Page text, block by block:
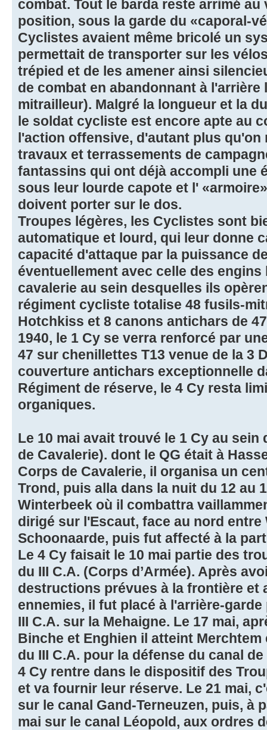
combat. Tout le barda reste arrimé
position, sous la garde du «caporal-
Cyclistes avaient même bricolé un
permettait de transporter sur les
trépied et de les amener ainsi
de combat en abandonnant à
mitrailleur). Malgré la longueur et la
le soldat cycliste est encore apte au
l'action offensive, d'autant plus qu'on
travaux et terrassements de
fantassins qui ont déjà accompli une
sous leur lourde capote et l'
doivent porter sur le dos.
Troupes légères, les Cyclistes sont
automatique et lourd, qui leur donne
capacité d'attaque par la puissance
éventuellement avec celle des
cavalerie au sein desquelles ils
régiment cycliste totalise 48 fusils-
Hotchkiss et 8 canons antichars de
1940, le 1 Cy se verra renforcé par
47 sur chenillettes T13 venue de la 3
couverture antichars exceptionnelle
Régiment de réserve, le 4 Cy resta
organiques.
Le 10 mai avait trouvé le 1 Cy au sein
de Cavalerie). dont le QG était à
Corps de Cavalerie, il organisa un
Trond, puis alla dans la nuit du 12 au
Winterbeek où il combattra
dirigé sur l'Escaut, face au nord entre
Schoonaarde, puis fut affecté à la
Le 4 Cy faisait le 10 mai partie des
du III C.A. (Corps d’Armée). Après
destructions prévues à la frontière et
ennemies, il fut placé à l'arrière-
III C.A. sur la Mehaigne. Le 17 mai,
Binche et Enghien il atteint
du III C.A. pour la défense du canal
4 Cy rentre dans le dispositif des
et va fournir leur réserve. Le 21 mai,
sur le canal Gand-Terneuzen, puis, à
mai sur le canal Léopold, aux ordres